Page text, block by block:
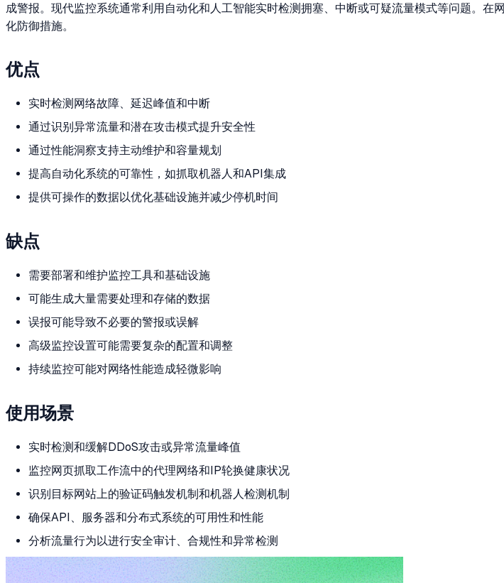
成警报。现代监控系统通常利用自动化和人工智能实时检测拥塞、中断或可疑流量模式等问题。
化防御措施。
优点
实时检测网络故障、延迟峰值和中断
通过识别异常流量和潜在攻击模式提升安全性
通过性能洞察支持主动维护和容量规划
提高自动化系统的可靠性，如抓取机器人和API集成
提供可操作的数据以优化基础设施并减少停机时间
缺点
需要部署和维护监控工具和基础设施
可能生成大量需要处理和存储的数据
误报可能导致不必要的警报或误解
高级监控设置可能需要复杂的配置和调整
持续监控可能对网络性能造成轻微影响
使用场景
实时检测和缓解DDoS攻击或异常流量峰值
监控网页抓取工作流中的代理网络和IP轮换健康状况
识别目标网站上的验证码触发机制和机器人检测机制
确保API、服务器和分布式系统的可用性和性能
分析流量行为以进行安全审计、合规性和异常检测